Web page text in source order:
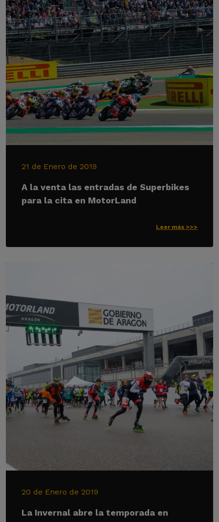
21 de Enero de 2019
A la venta las entradas de Superbikes
para la cita en MotorLand
Leer más >>>
20 de Enero de 2019
La Invernal abre la temporada en